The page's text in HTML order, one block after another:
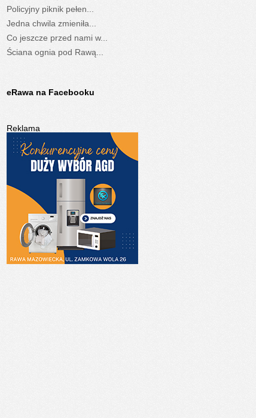
Policyjny piknik pełen...
Jedna chwila zmieniła...
Co jeszcze przed nami w...
Ściana ognia pod Rawą...
eRawa na Facebooku
Reklama